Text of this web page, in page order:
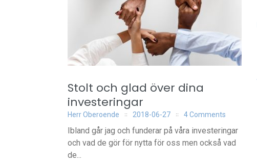
Stolt och glad över dina
investeringar
Herr Oberoende 2018-06-27 4 Comments
Ibland går jag och funderar på våra investeringar
och vad de gör för nytta för oss men också vad
de...